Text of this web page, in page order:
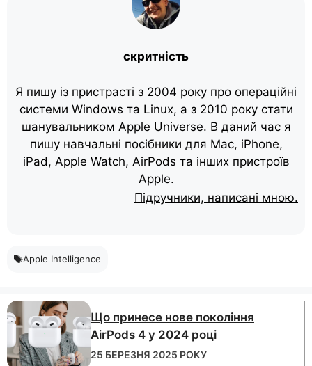
скритність
Я пишу із пристрасті з 2004 року про операційні
системи Windows та Linux, а з 2010 року стати
шанувальником Apple Universe. В даний час я
пишу навчальні посібники для Mac, iPhone,
iPad, Apple Watch, AirPods та інших пристроїв
Apple.
Підручники, написані мною.
Apple Intelligence
Що принесе нове покоління
AirPods 4 у ​​2024 році
25 БЕРЕЗНЯ 2025 РОКУ